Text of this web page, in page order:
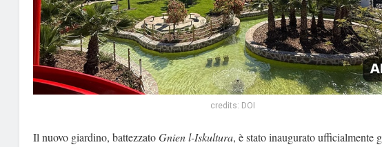
credits: DOI
Il nuovo giardino, battezzatoGnien l-Iskultura, è stato inaugurato ufficialmente